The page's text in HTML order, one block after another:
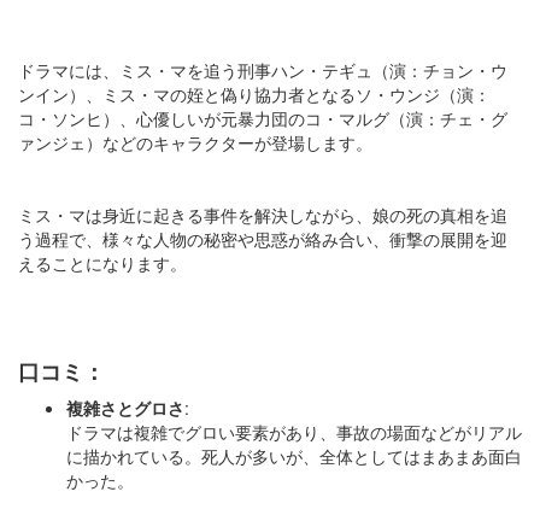
ドラマには、ミス・マを追う刑事ハン・テギュ（演：チョン・ウ
ンイン）、ミス・マの姪と偽り協力者となるソ・ウンジ（演：
コ・ソンヒ）、心優しいが元暴力団のコ・マルグ（演：チェ・グ
ァンジェ）などのキャラクターが登場します。
ミス・マは身近に起きる事件を解決しながら、娘の死の真相を追
う過程で、様々な人物の秘密や思惑が絡み合い、衝撃の展開を迎
えることになります​​​​。
口コミ：
複雑さとグロさ:
ドラマは複雑でグロい要素があり、事故の場面などがリアル
に描かれている。死人が多いが、全体としてはまあまあ面白
かった。